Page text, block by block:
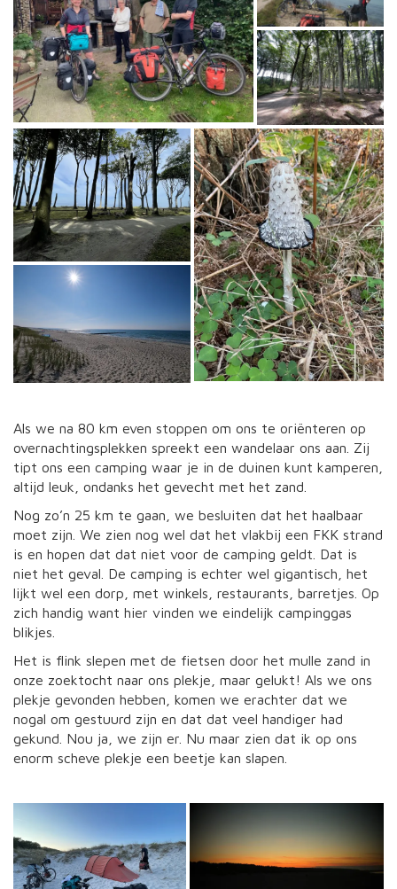
Als we na 80 km even stoppen om ons te oriënteren op
overnachtingsplekken spreekt een wandelaar ons aan. Zij
tipt ons een camping waar je in de duinen kunt kamperen,
altijd leuk, ondanks het gevecht met het zand.
Nog zo’n 25 km te gaan, we besluiten dat het haalbaar
moet zijn. We zien nog wel dat het vlakbij een FKK strand
is en hopen dat dat niet voor de camping geldt. Dat is
niet het geval. De camping is echter wel gigantisch, het
lijkt wel een dorp, met winkels, restaurants, barretjes. Op
zich handig want hier vinden we eindelijk campinggas
blikjes.
Het is flink slepen met de fietsen door het mulle zand in
onze zoektocht naar ons plekje, maar gelukt! Als we ons
plekje gevonden hebben, komen we erachter dat we
nogal om gestuurd zijn en dat dat veel handiger had
gekund. Nou ja, we zijn er. Nu maar zien dat ik op ons
enorm scheve plekje een beetje kan slapen.